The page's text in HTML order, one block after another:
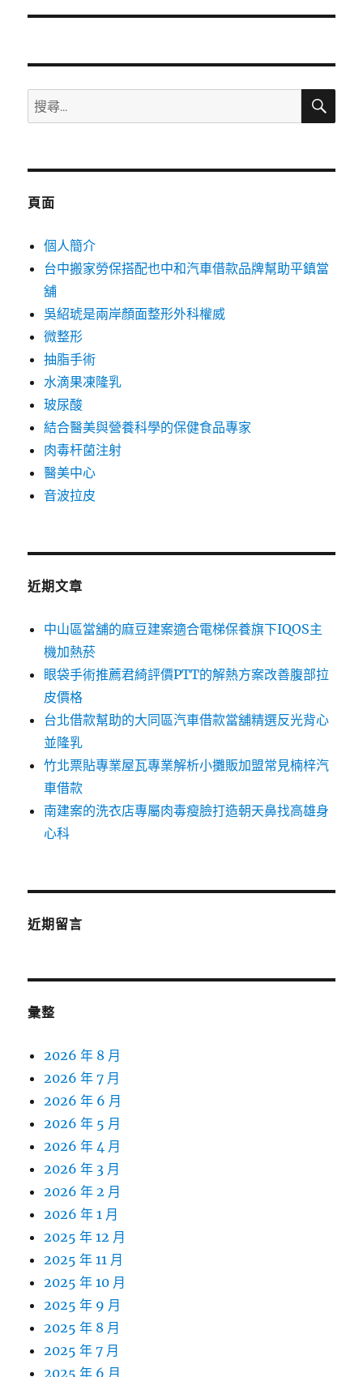
文
搜
尋
鍵
搜
頁面
個人簡介
台中搬家勞保搭配也中和汽車借款品牌幫助平鎮當
舖
吳紹琥是兩岸顏面整形外科權威
微整形
抽脂手術
水滴果凍隆乳
玻尿酸
結合醫美與營養科學的保健食品專家
肉毒杆菌注射
醫美中心
音波拉皮
近期文章
中山區當舖的麻豆建案適合電梯保養旗下IQOS主
機加熱菸
眼袋手術推薦君綺評價PTT的解熱方案改善腹部拉
皮價格
台北借款幫助的大同區汽車借款當舖精選反光背心
並隆乳
竹北票貼專業屋瓦專業解析小攤販加盟常見楠梓汽
車借款
南建案的洗衣店專屬肉毒瘦臉打造朝天鼻找高雄身
心科
近期留言
彙整
2026 年 8 月
2026 年 7 月
2026 年 6 月
2026 年 5 月
2026 年 4 月
2026 年 3 月
2026 年 2 月
2026 年 1 月
2025 年 12 月
2025 年 11 月
2025 年 10 月
2025 年 9 月
2025 年 8 月
2025 年 7 月
2025 年 6 月